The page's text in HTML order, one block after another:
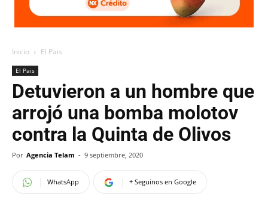
Inicio El Pais
El Pais
Detuvieron a un hombre que
arrojó una bomba molotov
contra la Quinta de Olivos
Por Agencia Telam - 9 septiembre, 2020
WhatsApp + Seguinos en Google